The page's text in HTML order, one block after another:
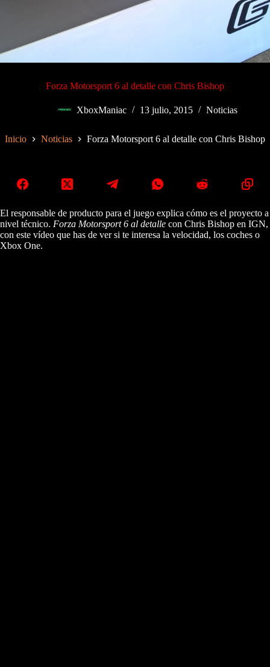
Forza Motorsport 6 al detalle con Chris Bishop
XboxManiac 13 julio, 2015 Noticias
Inicio Noticias Forza Motorsport 6 al detalle con Chris Bishop
El responsable de producto para el juego explica cómo es el proyecto a
nivel técnico. Forza Motorsport 6 al detalle con Chris Bishop en IGN,
con este vídeo que has de ver si te interesa la velocidad, los coches o
Xbox One.